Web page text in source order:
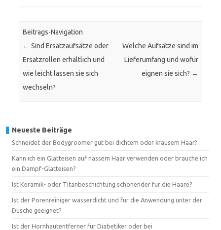
Beitrags-Navigation
← Sind Ersatzaufsätze oder
Ersatzrollen erhältlich und
wie leicht lassen sie sich
wechseln?
Welche Aufsätze sind im
Lieferumfang und wofür
eignen sie sich? →
Neueste Beiträge
Schneidet der Bodygroomer gut bei dichtem oder krausem Haar?
Kann ich ein Glätteisen auf nassem Haar verwenden oder brauche ich
ein Dampf-Glätteisen?
Ist Keramik- oder Titanbeschichtung schonender für die Haare?
Ist der Porenreiniger wasserdicht und für die Anwendung unter der
Dusche geeignet?
Ist der Hornhautentferner für Diabetiker oder bei